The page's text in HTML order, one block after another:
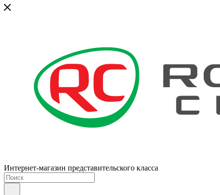
Интернет-магазин представительского класса